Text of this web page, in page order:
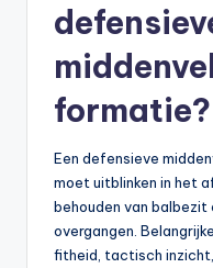
formatie?
Een defensieve
moet uitblinken in het
behouden van
overgangen.
fitheid, tactisch